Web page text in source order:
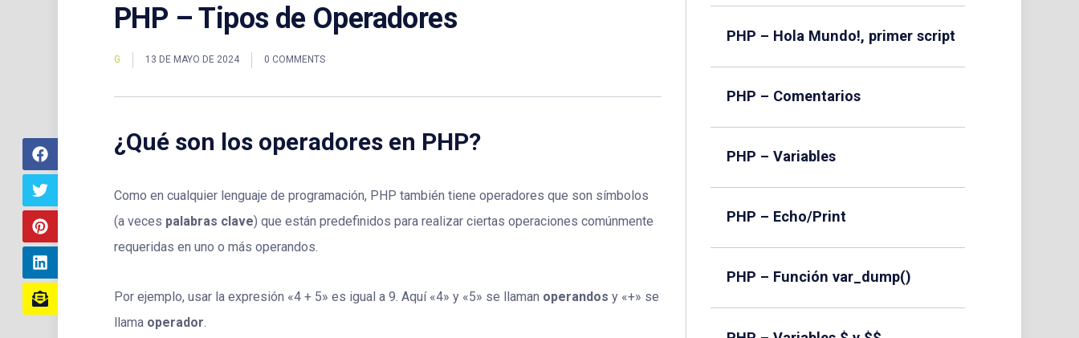
PHP – Tipos de Operadores
G 13 DE MAYO DE 2024 0 COMMENTS
¿Qué son los operadores en PHP?
Como en cualquier lenguaje de programación, PHP también tiene operadores que son símbolos
(a veces palabras clave) que están predefinidos para realizar ciertas operaciones comúnmente
requeridas en uno o más operandos.
Por ejemplo, usar la expresión «4 + 5» es igual a 9. Aquí «4» y «5» se llaman operandos y «+» se
llama operador
PHP – Hola Mundo!, primer script
PHP – Comentarios
PHP – Variables
PHP – Echo/Print
PHP – Función var_dump()